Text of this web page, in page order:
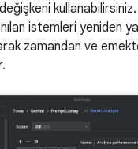
kullanabilirsiniz.
istemleri yeniden
zamandan ve